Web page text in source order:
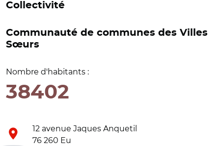
Collectivité
Communauté de communes des Villes
Sœurs
Nombre d'habitants :
38402
12 avenue Jaques Anquetil
76 260 Eu